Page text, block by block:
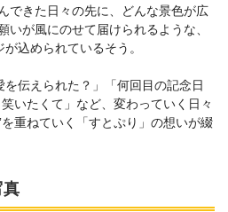
できた日々の先に、どんな景色が広
が風にのせて届けられるような、
込められているそう。
伝えられた？」「何回目の記念日
いたくて」など、変わっていく日々
重ねていく「すとぷり」の想いが綴
真